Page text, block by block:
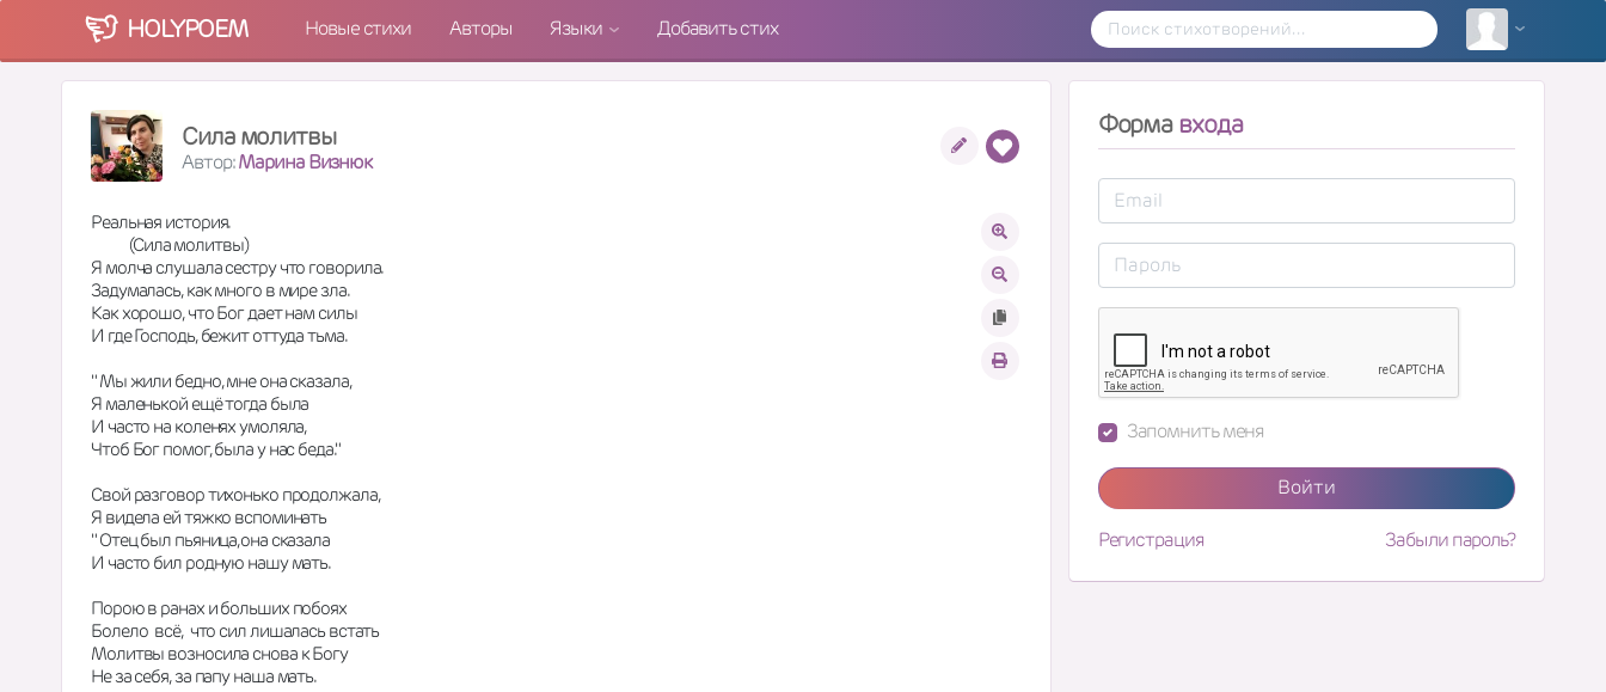
HOLYPOEM Новые стихи Авторы Языки Добавить стих
Сила молитвы
Автор:Марина Визнюк
Реальная история.
           (Сила молитвы)
Я молча слушала сестру что говорила.
Задумалась, как много в мире зла.
Как хорошо, что Бог дает нам силы
И где Господь, бежит оттуда тьма.
" Мы жили бедно, мне она сказала,
Я маленькой ещё тогда была
И часто на коленях умоляла,
Чтоб Бог помог, была у нас беда."
Свой разговор тихонько продолжала,
Я видела ей тяжко вспоминать
" Отец был пьяница,она сказала
И часто бил родную нашу мать.
Порою в ранах и больших побоях
Болело  всё,  что сил лишалась встать
Молитвы возносила снова к Богу
Не за себя, за папу наша мать.
Форма входа
Запомнить меня
Войти
Регистрация Забыли пароль?